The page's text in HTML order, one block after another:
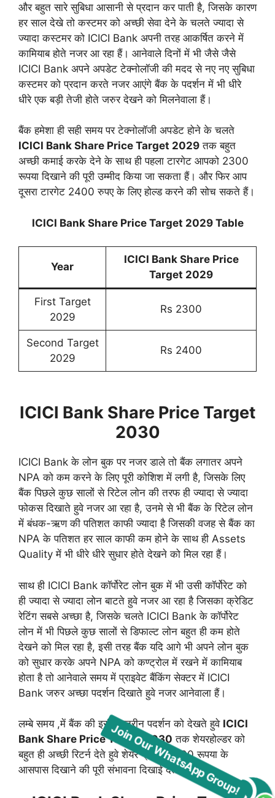
और बहुत सारे सुबिधा आसानी से प्रदान कर पाती है, जिसके कारण
हर साल देखे तो कस्टमर को अच्छी सेवा देने के चलते ज्यादा से
ज्यादा कस्टमर को ICICI Bank अपनी तरह आकर्षित करने में
कामियाब होते नजर आ रहा हैं। आनेवाले दिनों में भी जैसे जैसे
ICICI Bank अपने अपडेट टेक्नोलॉजी की मदद से नए नए सुबिधा
कस्टमर को प्रदान करते नजर आएंगे बैंक के पदर्शन में भी धीरे
धीरे एक बड़ी तेजी होते जरुर देखने को मिलनेवाला हैं।
बैंक हमेशा ही सही समय पर टेक्नोलॉजी अपडेट होने के चलते
ICICI Bank Share Price Target 2029 तक बहुत
अच्छी कमाई करके देने के साथ ही पहला टारगेट आपको 2300
रूपया दिखाने की पूरी उम्मीद किया जा सकता हैं। और फिर आप
दूसरा टारगेट 2400 रुपए के लिए होल्ड करने की सोच सकते हैं।
ICICI Bank Share Price Target 2029 Table
Year
ICICI Bank Share Price
Target 2029
First Target
2029
Rs 2300
Second Target
2029
Rs 2400
ICICI Bank Share Price Target
2030
ICICI Bank के लोन बुक पर नजर डाले तो बैंक लगातर अपने
NPA को कम करने के लिए पूरी कोशिश में लगी है, जिसके लिए
बैंक पिछले कुछ सालों से रिटेल लोन की तरफ ही ज्यादा से ज्यादा
फोकस दिखाते हुवे नजर आ रहा है, उनमे से भी बैंक के रिटेल लोन
में बंधक-ऋण की पतिशत काफी ज्यादा है जिसकी वजह से बैंक का
NPA के पतिशत हर साल काफी कम होने के साथ ही Assets
Quality में भी धीरे धीरे सुधार होते देखने को मिल रहा हैं।
साथ ही ICICI Bank कॉर्पोरेट लोन बुक में भी उसी कॉर्पोरेट को
ही ज्यादा से ज्यादा लोन बाटते हुवे नजर आ रहा है जिसका क्रेडिट
रेटिंग सबसे अच्छा है, जिसके चलते ICICI Bank के कॉर्पोरेट
लोन में भी पिछले कुछ सालों से डिफाल्ट लोन बहुत ही कम होते
देखने को मिल रहा है, इसी तरह बैंक यदि आगे भी अपने लोन बुक
को सुधार करके अपने NPA को कण्ट्रोल में रखने में कामियाब
होता है तो आनेवाले समय में प्राइवेट बैंकिंग सेक्टर में ICICI
Bank जरुर अच्छा पदर्शन दिखाते हुवे नजर आनेवाला हैं।
लम्बे समय ,में बैंक की इसी बेहतरीन पदर्शन को देखते हुवे ICICI
Bank Share Price Target 2030 तक शेयरहोल्डर को
बहुत ही अच्छी रिटर्न देते हुवे शेयर प्राइस 2600 रूपया के
आसपास दिखाने की पूरी संभावना दिखाई देती हैं।